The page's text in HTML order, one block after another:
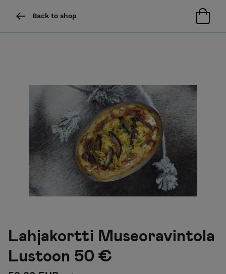
Back to shop
Lahjakortti Museoravintola
Lustoon 50 €